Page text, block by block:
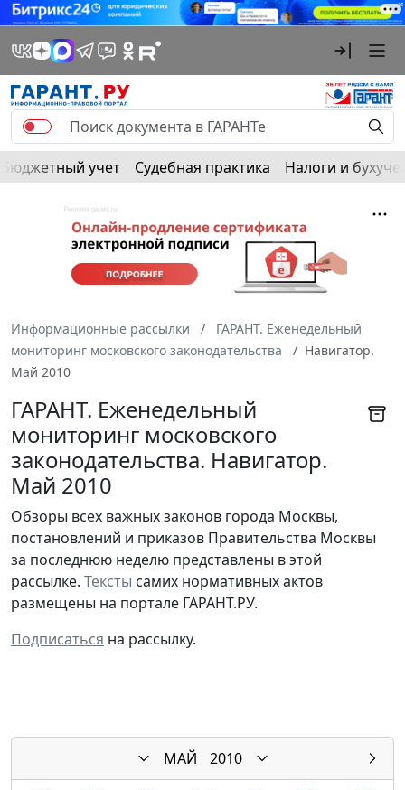
Бюджетный учет Судебная практика Налоги и
Информационные рассылки
ГАРАНТ. Еженедельный
мониторинг московского законодательства
Навигатор.
Май 2010
ГАРАНТ. Еженедельный
мониторинг московского
законодательства. Навигатор.
Май 2010
Обзоры всех важных законов города Москвы,
постановлений и приказов Правительства Москвы
за последнюю неделю представлены в этой
рассылке. Тексты самих нормативных актов
размещены на портале ГАРАНТ.РУ.
Подписаться на рассылку.
МАЙ
2010